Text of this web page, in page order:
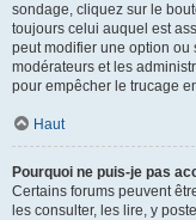
sondage, cliquez sur le
toujours celui auquel est
peut modifier une option ou
modérateurs et les
pour empêcher le trucage
Haut
Pourquoi ne puis-je pas
Certains forums peuvent
les consulter, les lire, y